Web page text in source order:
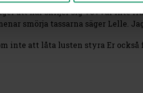
att här skiljer sig vovvar inte
smörja tassarna säger Lelle.
inte att låta lusten styra Er också